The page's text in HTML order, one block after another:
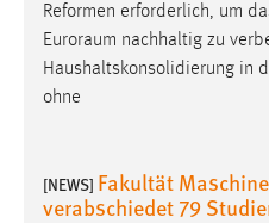
Reformen erforderlich, um
Euroraum nachhaltig zu
Haushaltskonsolidierung in
ohne
[NEWS] Fakultät
verabschiedet 79